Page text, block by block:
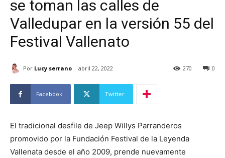
se toman las calles de
Valledupar en la versión 55 del
Festival Vallenato
Por Lucy serrano abril 22, 2022 0
270
Facebook Twitter
El tradicional desfile de Jeep Willys Parranderos
promovido por la Fundación Festival de la Leyenda
Vallenata desde el año 2009, prende nuevamente